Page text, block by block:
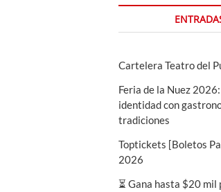
Cartelera Teatro del
Feria de la Nuez
identidad con
tradiciones
Toptickets [Boletos
2026
⏳ Gana hasta $20 mil